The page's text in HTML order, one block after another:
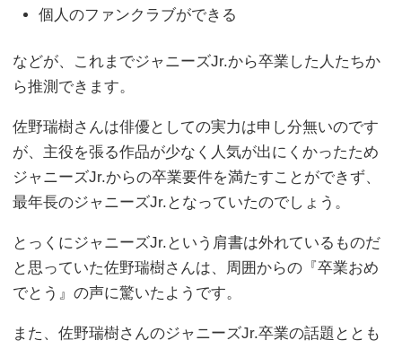
個人のファンクラブができる
などが、これまでジャニーズJr.から卒業した人たちか
ら推測できます。
佐野瑞樹さんは俳優としての実力は申し分無いのです
が、主役を張る作品が少なく人気が出にくかったため
ジャニーズJr.からの卒業要件を満たすことができず、
最年長のジャニーズJr.となっていたのでしょう。
とっくにジャニーズJr.という肩書は外れているものだ
と思っていた佐野瑞樹さんは、周囲からの『卒業おめ
でとう』の声に驚いたようです。
また、佐野瑞樹さんのジャニーズJr.卒業の話題ととも